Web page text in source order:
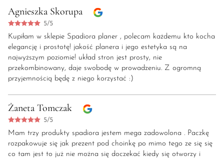
Agnieszka Skorupa
5/5
Kupiłam w sklepie Spadiora planer , polecam każdemu kto kocha
elegancję i prostotę! jakość planera i jego estetyka są na
najwyższym poziomie! układ stron jest prosty, nie
przekombinowany, daje swobodę w prowadzeniu. Z ogromną
przyjemnością będę z niego korzystać :)
Żaneta Tomczak
5/5
Mam trzy produkty spadiora jestem mega zadowolona . Paczkę
rozpakowuje się jak prezent pod choinkę po mimo tego ze się się
co tam jest to już nie można się doczekać kiedy się otworzy i